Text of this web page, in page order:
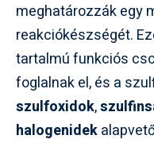
meghatározzák egy
reakciókészségét.
tartalmú funkciós
foglalnak el, és a
szulfoxidok,
halogenidek